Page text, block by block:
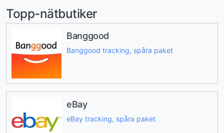
Topp-nätbutiker
Banggood
Banggood tracking, spåra paket
eBay
eBay tracking, spåra paket